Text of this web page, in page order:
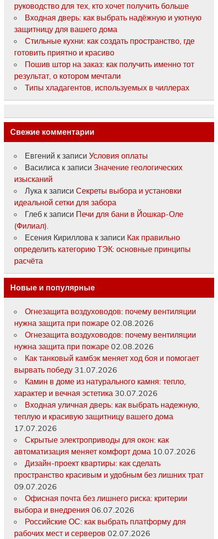
руководство для тех, кто хочет получить больше
Входная дверь: как выбрать надёжную и уютную
защитницу для вашего дома
Стильные кухни: как создать пространство, где
готовить приятно и красиво
Пошив штор на заказ: как получить именно тот
результат, о котором мечтали
Типы хладагентов, используемых в чиллерах
Свежие комментарии
Евгений к записи Условия оплаты
Василиса к записи Значение геологических
изысканий
Лука к записи Секреты выбора и установки
идеальной сетки для забора
Глебк записи Печи для бани в Йошкар-Оле
(Филиал).
Есения Кириллова к записи Как правильно
определить категорию ТЭК: основные принципы
расчёта
Новые и популярные
Огнезащита воздуховодов: почему вентиляции
нужна защита при пожаре 02.08.2026
Огнезащита воздуховодов: почему вентиляции
нужна защита при пожаре 02.08.2026
Как танковый камбэк меняет ход боя и помогает
вырвать победу 31.07.2026
Камин в доме из натурального камня: тепло,
характер и вечная эстетика 30.07.2026
Входная уличная дверь: как выбрать надежную,
теплую и красивую защитницу вашего дома
17.07.2026
Скрытые электроприводы для окон: как
автоматизация меняет комфорт дома 10.07.2026
Дизайн-проект квартиры: как сделать
пространство красивым и удобным без лишних трат
09.07.2026
Офисная почта без лишнего риска: критерии
выбора и внедрения 06.07.2026
Российские ОС: как выбрать платформу для
рабочих мест и серверов 02.07.2026